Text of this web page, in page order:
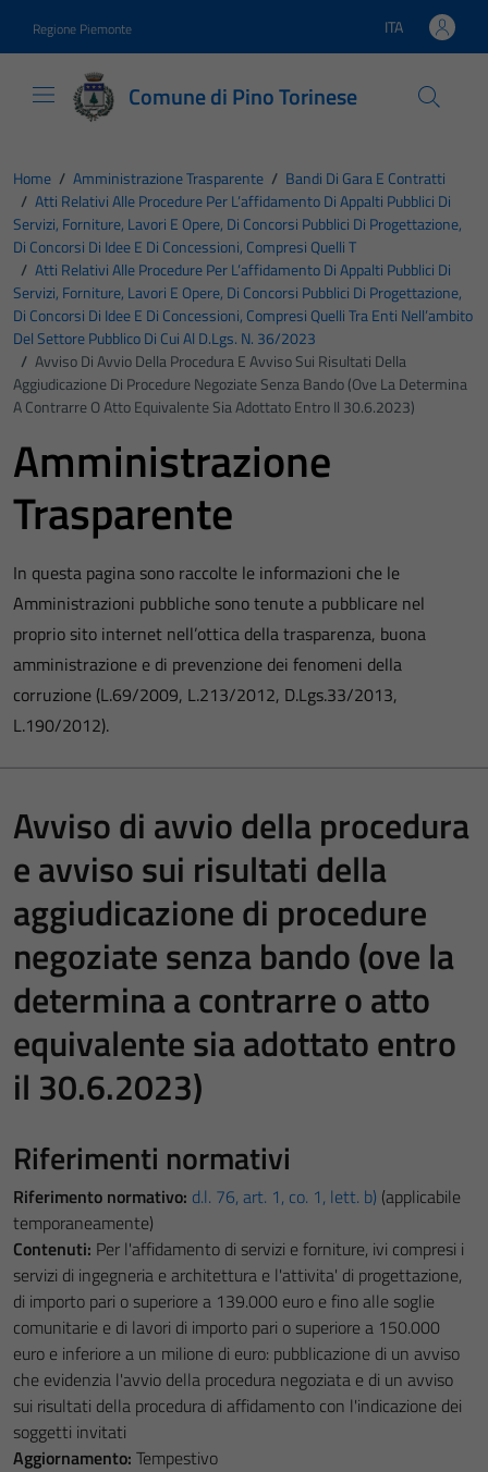
Regione Piemonte Lingua attiva:
ITA
Comune di Pino Torinese
Home / Amministrazione Trasparente / Bandi Di Gara E Contratti
/ Atti Relativi Alle Procedure Per L’affidamento Di Appalti Pubblici Di
Servizi, Forniture, Lavori E Opere, Di Concorsi Pubblici Di Progettazione,
Di Concorsi Di Idee E Di Concessioni, Compresi Quelli T
/ Atti Relativi Alle Procedure Per L’affidamento Di Appalti Pubblici Di
Servizi, Forniture, Lavori E Opere, Di Concorsi Pubblici Di Progettazione,
Di Concorsi Di Idee E Di Concessioni, Compresi Quelli Tra Enti Nell’ambito
Del Settore Pubblico Di Cui Al D.Lgs. N. 36/2023
/ Avviso Di Avvio Della Procedura E Avviso Sui Risultati Della
Aggiudicazione Di Procedure Negoziate Senza Bando (ove La Determina
A Contrarre O Atto Equivalente Sia Adottato Entro Il 30.6.2023)
Amministrazione
Trasparente
In questa pagina sono raccolte le informazioni che le
Amministrazioni pubbliche sono tenute a pubblicare nel
proprio sito internet nell’ottica della trasparenza, buona
amministrazione e di prevenzione dei fenomeni della
corruzione (L.69/2009, L.213/2012, D.Lgs.33/2013,
L.190/2012).
Avviso di avvio della procedura
e avviso sui risultati della
aggiudicazione di procedure
negoziate senza bando (ove la
determina a contrarre o atto
equivalente sia adottato entro
il 30.6.2023)
Riferimenti normativi
Riferimento normativo: d.l. 76, art. 1, co. 1, lett. b) (applicabile
temporaneamente)
Contenuti: Per l'affidamento di servizi e forniture, ivi compresi i
servizi di ingegneria e architettura e l'attivita' di progettazione,
di importo pari o superiore a 139.000 euro e fino alle soglie
comunitarie e di lavori di importo pari o superiore a 150.000
euro e inferiore a un milione di euro: pubblicazione di un avviso
che evidenzia l'avvio della procedura negoziata e di un avviso
sui risultati della procedura di affidamento con l'indicazione dei
soggetti invitati
Aggiornamento: Tempestivo